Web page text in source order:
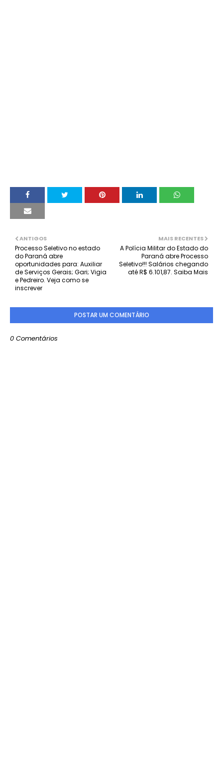
MAIS RECENTES
A Polícia Militar do Estado do
Paraná abre Processo
Seletivo!!! Salários chegando
até R$ 6.101,87. Saiba Mais
ANTIGOS
Processo Seletivo no estado
do Paraná abre
oportunidades para: Auxiliar
de Serviços Gerais; Gari; Vigia
e Pedreiro. Veja como se
inscrever
POSTAR UM COMENTÁRIO
0 Comentários